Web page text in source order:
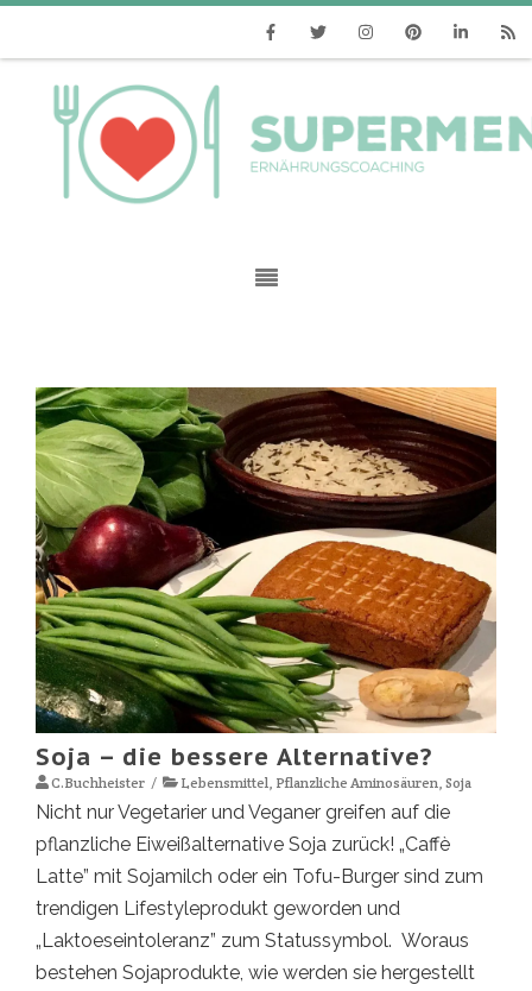
Soja – die bessere Alternative?
C.Buchheister Lebensmittel Pflanzliche Aminosäuren Soja
Nicht nur Vegetarier und Veganer greifen auf die
pflanzliche Eiweißalternative Soja zurück! „Caffè
Latte” mit Sojamilch oder ein Tofu-Burger sind zum
trendigen Lifestyleprodukt geworden und
„Laktoeseintoleranz” zum Statussymbol. Woraus
bestehen Sojaprodukte, wie werden sie hergestellt